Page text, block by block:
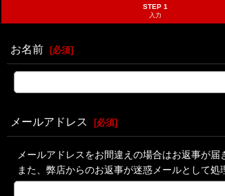
STEP 1
入力
お名前 [必須]
メールアドレス [必須]
メールアドレスをお間違えの場合はお返事が届
また、弊店からのお返事が迷惑メールとして